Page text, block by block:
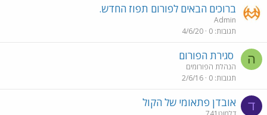
ברוכים הבאים לפורום תפוז החדש.
Admin
תגובות 0
4/6/20
ה סגירת הפורום
הנהלת הפורומים
תגובות 0
2/6/16
ד אובדן פתאומי של הקול